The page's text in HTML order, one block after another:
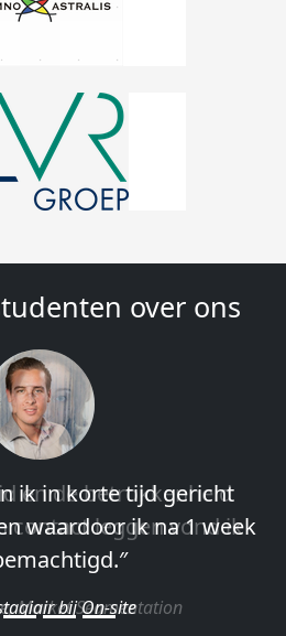
over ons
en de betrokkenheid
contact leggen vond ik
Market Segmentation